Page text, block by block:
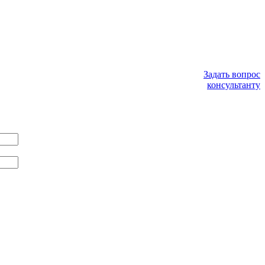
Задать вопрос
консультанту